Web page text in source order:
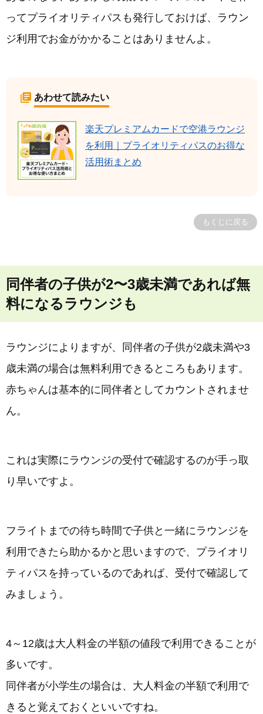
ってプライオリティパスも発行しておけば、ラウン
ジ利用でお金がかかることはありませんよ。
あわせて読みたい
楽天プレミアムカードで空港ラウンジ
を利用｜プライオリティパスのお得な
活用術まとめ
もくじに戻る
同伴者の子供が2〜3歳未満であれば無
料になるラウンジも
ラウンジによりますが、同伴者の子供が2歳未満や3
歳未満の場合は無料利用できるところもあります。
赤ちゃんは基本的に同伴者としてカウントされませ
ん。
これは実際にラウンジの受付で確認するのが手っ取
り早いですよ。
フライトまでの待ち時間で子供と一緒にラウンジを
利用できたら助かるかと思いますので、プライオリ
ティパスを持っているのであれば、受付で確認して
みましょう。
4～12歳は大人料金の半額の値段で利用できることが
多いです。
同伴者が小学生の場合は、大人料金の半額で利用で
きると覚えておくといいですね。